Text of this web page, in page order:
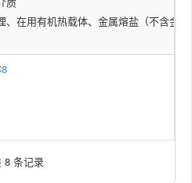
、在用有机热载体、金属熔盐（不含金
8 条记录